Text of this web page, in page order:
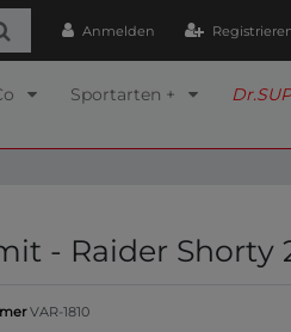
Anmelden
Sportarten +
- Raider Shorty
VAR-1810